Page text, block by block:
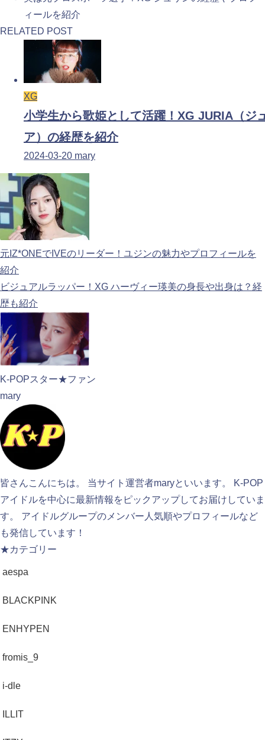
ィールを紹介
RELATED POST
XG
小学生から歌姫として活躍！XG JURIA（ジ
ア）の経歴を紹介
2024-03-20 mary
元IZ*ONEでIVEのリーダー！ユジンの魅力やプロフィールを
紹介
ビジュアルラッパー！XG ハーヴィー瑛美の身長や出身は？経
歴も紹介
K-POPスター★ファン
mary
皆さんこんにちは。 当サイト運営者maryといいます。 K-POP
アイドルを中心に最新情報をピックアップしてお届けしていま
す。 アイドルグループのメンバー人気順やプロフィールなど
も発信しています！
★カテゴリー
aespa
BLACKPINK
ENHYPEN
fromis_9
i-dle
ILLIT